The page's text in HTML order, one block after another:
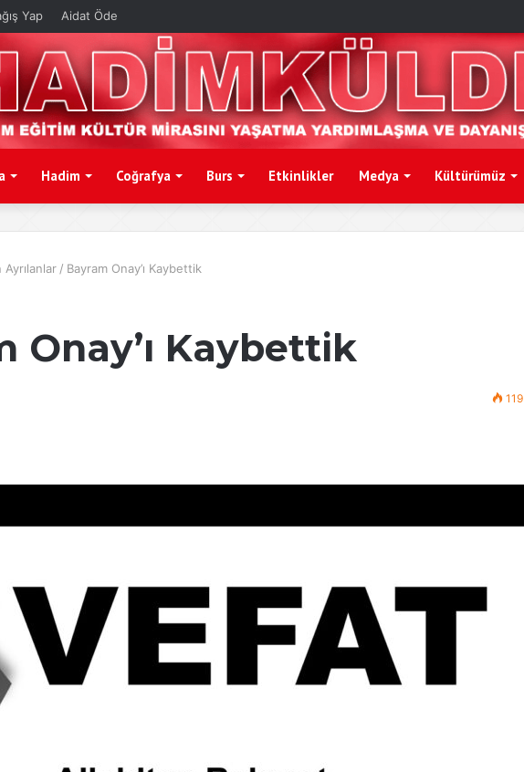
Yap Aidat Öde
Hadim Coğrafya Burs Etkinlikler Medya Kültürümüz
Ayrılanlar / Bayram Onay’ı Kaybettik
Onay’ı Kaybettik
119